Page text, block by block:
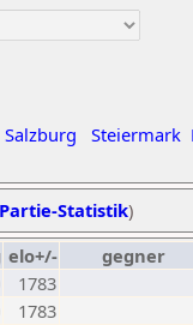
Salzburg Steiermark
Statistik)
elo+/- gegner
1783
1783